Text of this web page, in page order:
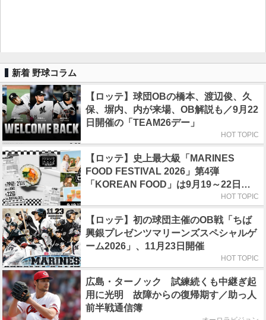
新着 野球コラム
【ロッテ】球団OBの橋本、渡辺俊、久
保、塀内、内が来場、OB解説も／9月22
日開催の「TEAM26デー」
HOT TOPIC
【ロッテ】史上最大級「MARINES
FOOD FESTIVAL 2026」第4弾
「KOREAN FOOD」は9月19～22日／
HOT TOPIC
【ロッテ】初の球団主催のOB戦「ちば
興銀プレゼンツマリーンズスペシャルゲ
ーム2026」、11月23日開催
HOT TOPIC
広島・ターノック 試練続くも中継ぎ起
用に光明 故障からの復帰期す／助っ人
前半戦通信簿